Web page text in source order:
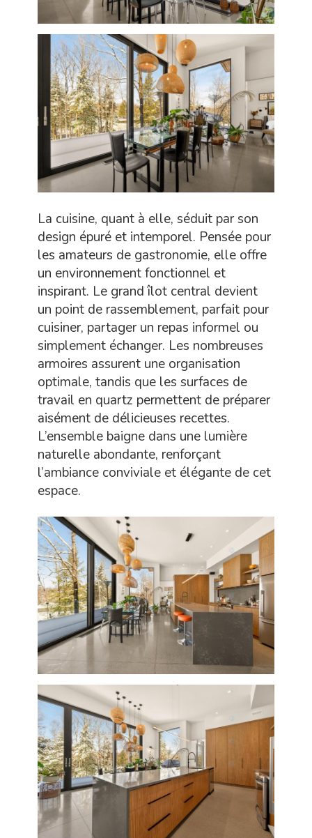
La cuisine, quant à elle, séduit par son
design épuré et intemporel. Pensée pour
les amateurs de gastronomie, elle offre
un environnement fonctionnel et
inspirant. Le grand îlot central devient
un point de rassemblement, parfait pour
cuisiner, partager un repas informel ou
simplement échanger. Les nombreuses
armoires assurent une organisation
optimale, tandis que les surfaces de
travail en quartz permettent de préparer
aisément de délicieuses recettes.
L’ensemble baigne dans une lumière
naturelle abondante, renforçant
l’ambiance conviviale et élégante de cet
espace.